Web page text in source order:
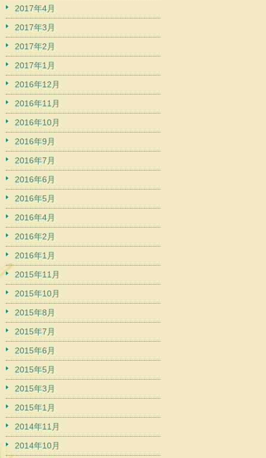
2017年4月
2017年3月
2017年2月
2017年1月
2016年12月
2016年11月
2016年10月
2016年9月
2016年7月
2016年6月
2016年5月
2016年4月
2016年2月
2016年1月
2015年11月
2015年10月
2015年8月
2015年7月
2015年6月
2015年5月
2015年3月
2015年1月
2014年11月
2014年10月